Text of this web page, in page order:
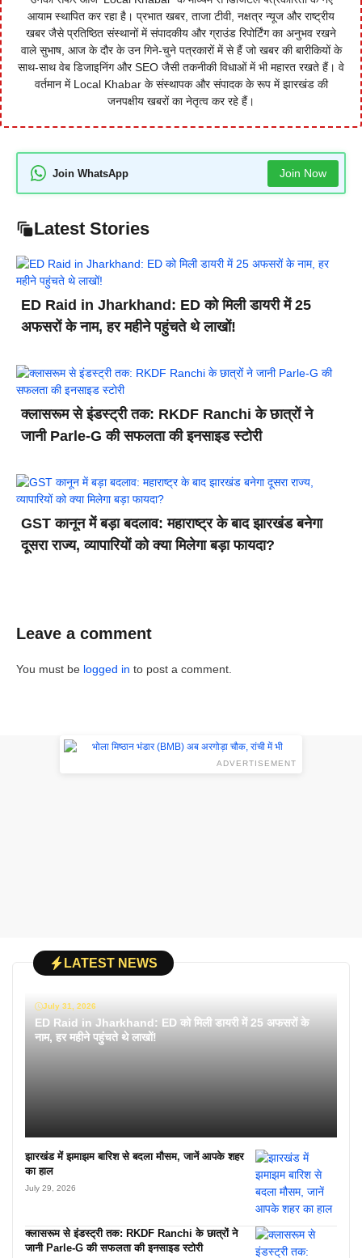
आयाम स्थापित कर रहा है। प्रभात खबर, ताजा टीवी, नक्षत्र न्यूज और राष्ट्रीय
खबर जैसे प्रतिष्ठित संस्थानों में संपादकीय और ग्राउंड रिपोर्टिंग का अनुभव रखने
वाले सुभाष, आज के दौर के उन गिने-चुने पत्रकारों में से हैं जो खबर की बारीकियों के
साथ-साथ वेब डिजाइनिंग और SEO जैसी तकनीकी विधाओं में भी महारत रखते हैं। वे
वर्तमान में Local Khabar के संस्थापक और संपादक के रूप में झारखंड की
जनपक्षीय खबरों का नेतृत्व कर रहे हैं।
Join WhatsApp Join Now
Latest Stories
ED Raid in Jharkhand: ED को मिली डायरी में 25
अफसरों के नाम, हर महीने पहुंचते थे लाखों!
क्लासरूम से इंडस्ट्री तक: RKDF Ranchi के छात्रों ने
जानी Parle-G की सफलता की इनसाइड स्टोरी
GST कानून में बड़ा बदलाव: महाराष्ट्र के बाद झारखंड बनेगा
दूसरा राज्य, व्यापारियों को क्या मिलेगा बड़ा फायदा?
Leave a comment
You must be logged in to post a comment.
ADVERTISEMENT
LATEST NEWS
July 31, 2026
ED Raid in Jharkhand: ED को मिली डायरी में 25 अफसरों के
नाम, हर महीने पहुंचते थे लाखों!
झारखंड में झमाझम बारिश से बदला मौसम, जानें आपके शहर
का हाल
July 29, 2026
क्लासरूम से इंडस्ट्री तक: RKDF Ranchi के छात्रों ने
जानी Parle-G की सफलता की इनसाइड स्टोरी